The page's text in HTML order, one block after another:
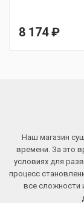
8 174₽
Наш магазин
времени. За это
условиях для
процесс
все сложности